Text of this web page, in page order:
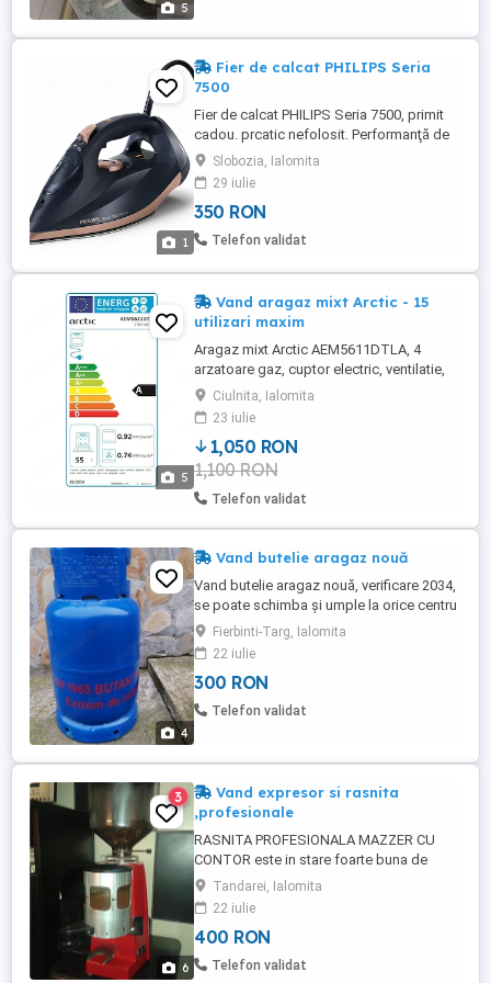
5
1
Fier de calcat PHILIPS Seria
7500
Fier de calcat PHILIPS Seria 7500, primit
cadou. prcatic nefolosit. Performanţă de
durată cu QuickCalc Release şi talpa
SteamGlide Elite cu rezistenţă
îmbunătăţită la zgârieturi. Abur continuu
55 g min Jet de abur de 260 g Talpă
SteamGlide Elite
Slobozia, Ialomita
29 iulie
350 RON
Telefon validat
5
Vand aragaz mixt Arctic - 15
utilizari maxim
Aragaz mixt Arctic AEM5611DTLA, 4
arzatoare gaz, cuptor electric, ventilatie,
grill, Negru Antracit Timer,Aragaz 4
ochiuri,Aprindere electrica, cuptor
electric,Grill,Cuptor electric,Lumina cuptor
,Capac emailat Alimentare - plitaGaz GPL
Capac - Metalic Tava - Da Gratar cuptor -
Da Siguranta - Da Inca ...
Ciulnita, Ialomita
23 iulie
1,050 RON
1,100 RON
Telefon validat
4
Vand butelie aragaz nouă
Vand butelie aragaz nouă, verificare 2034,
se poate schimba și umple la orice centru
sau statie peco
Fierbinti-Targ, Ialomita
22 iulie
300 RON
Telefon validat
6
3
Vand expresor si rasnita
,profesionale
RASNITA PROFESIONALA MAZZER CU
CONTOR este in stare foarte buna de
functionare , mentionez ca a fost folosita
foarte putin. EXPRESSORUL ESTE CU
CONTOR IN STARE FOARTE BUNA, au fost
servisate(curatire, decalcifiere)
Espressorul Saeco Ambra este un aparat
Tandarei, Ialomita
22 iulie
400 RON
Telefon validat